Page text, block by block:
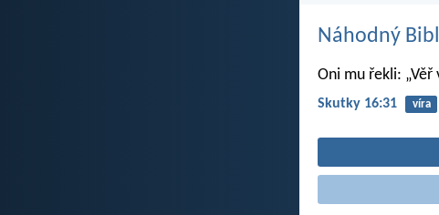
Náhodný
Oni mu řekli: „Věř
Skutky 16:31 víra